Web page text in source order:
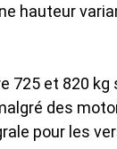
hauteur
725 et 820
des
pour les